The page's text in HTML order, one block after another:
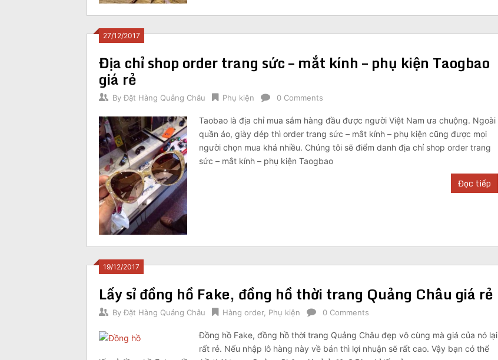
27/12/2017
Địa chỉ shop order trang sức – mắt kính – phụ kiện Taogbao
giá rẻ
By Đặt Hàng Quảng Châu Phụ kiện 0 Comments
Taobao là địa chỉ mua sắm hàng đầu được người Việt Nam ưa chuộng. Ngoài
quần áo, giày dép thì order trang sức – mắt kính – phụ kiện cũng được mọi
người chọn mua khá nhiều. Chúng tôi sẽ điểm danh địa chỉ shop order trang
sức – mắt kính – phụ kiện Taogbao
Đọc tiếp
19/12/2017
Lấy sỉ đồng hồ Fake, đồng hồ thời trang Quảng Châu giá rẻ
By Đặt Hàng Quảng Châu Hàng order, Phụ kiện 0 Comments
Đồng hồ Fake, đồng hồ thời trang Quảng Châu đẹp vô cùng mà giá của nó lại
rất rẻ. Nếu nhập lô hàng này về bán thì lợi nhuận sẽ rất cao. Vậy bạn có thể